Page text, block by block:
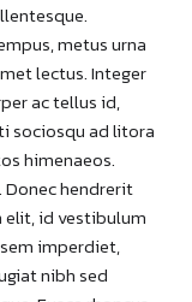
metus urna
lectus. Integer
ac tellus id,
sociosqu ad litora
himenaeos.
Donec hendrerit
id vestibulum
imperdiet,
nibh sed